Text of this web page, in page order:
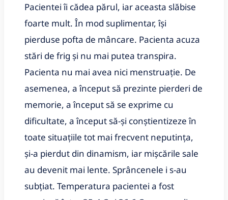
Pacientei îi cădea părul, iar aceasta slăbise
foarte mult. În mod suplimentar, îşi
pierduse pofta de mâncare. Pacienta acuza
stări de frig şi nu mai putea transpira.
Pacienta nu mai avea nici menstruaţie. De
asemenea, a început să prezinte pierderi de
memorie, a început să se exprime cu
dificultate, a început să-şi conştientizeze în
toate situaţiile tot mai frecvent neputinţa,
şi-a pierdut din dinamism, iar mişcările sale
au devenit mai lente. Sprâncenele i s-au
subţiat. Temperatura pacientei a fost